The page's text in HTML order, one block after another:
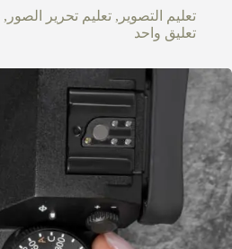
تعليم التصوير , تعليم تحرير الصور ,
تعليق واحد